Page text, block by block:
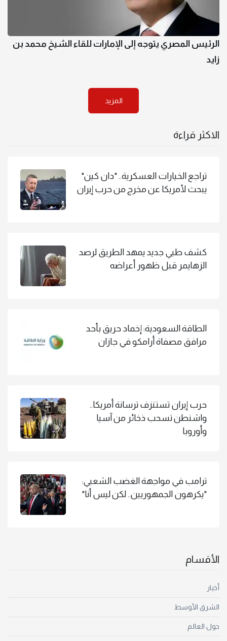
الرئيس المصري يتوجه إلى الإمارات للقاء الشيخ محمد بن
زايد
المزيد
الاكثر قراءة
تراجع الخيارات العسكرية.. "دان كين"
يبحث لأمريكا عن مخرج من حرب إيران
كشف طبي جديد يمهد الطريق لرصد
الزهايمر قبل ظهور أعراضه
الطاقة السعودية: إخماد حريق بأحد
مرافق مصفاة أرامكو في جازان
حرب إيران تستنزف ترسانة أمريكا..
واشنطن تسحب ذخائر من آسيا
وأوروبا
ترامب في مواجهة الغضب الشعبي:
"يكرهون الجمهوريين.. لكن ليس أنا"
الأقسام
أخبار
الشرق الأوسط
حول العالم